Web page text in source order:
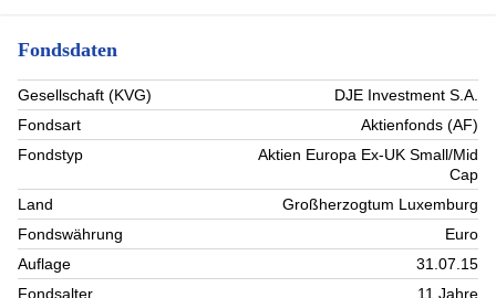
Fondsdaten
Gesellschaft (KVG)
DJE Investment S.A.
Fondsart
Aktienfonds (AF)
Fondstyp
Aktien Europa Ex-UK Small/Mid
Cap
Land
Großherzogtum Luxemburg
Fondswährung
Euro
Auflage
31.07.15
Fondsalter
11 Jahre